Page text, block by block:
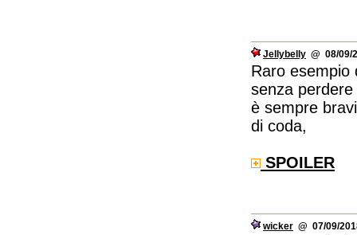
Jellybelly @ 08/09/
Raro esempio
senza
è sempre
di coda,
SPOILER
wicker @ 07/09/